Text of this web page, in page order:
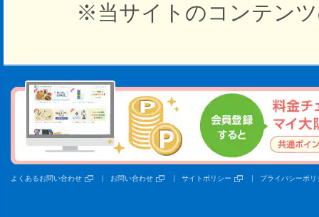
※当サイトのコンテン
よくあるお問い合わせ お問い合わせ サイトポリシー プライバシーポリ